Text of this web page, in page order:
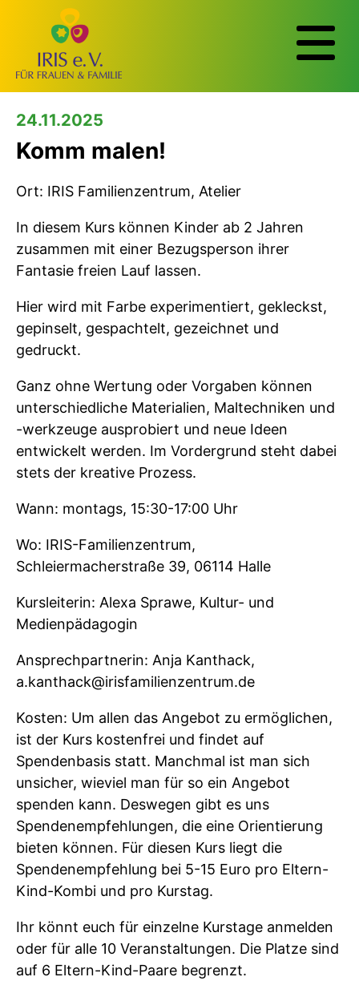
24.11.2025
Komm malen!
Ort: IRIS Familienzentrum, Atelier
In diesem Kurs können Kinder ab 2 Jahren
zusammen mit einer Bezugsperson ihrer
Fantasie freien Lauf lassen.
Hier wird mit Farbe experimentiert, gekleckst,
gepinselt, gespachtelt, gezeichnet und
gedruckt.
Ganz ohne Wertung oder Vorgaben können
unterschiedliche Materialien, Maltechniken und
-werkzeuge ausprobiert und neue Ideen
entwickelt werden. Im Vordergrund steht dabei
stets der kreative Prozess.
Wann: montags, 15:30-17:00 Uhr
Wo: IRIS-Familienzentrum,
Schleiermacherstraße 39, 06114 Halle
Kursleiterin: Alexa Sprawe, Kultur- und
Medienpädagogin
Ansprechpartnerin: Anja Kanthack,
a.kanthack@irisfamilienzentrum.de
Kosten: Um allen das Angebot zu ermöglichen,
ist der Kurs kostenfrei und findet auf
Spendenbasis statt. Manchmal ist man sich
unsicher, wieviel man für so ein Angebot
spenden kann. Deswegen gibt es uns
Spendenempfehlungen, die eine Orientierung
bieten können. Für diesen Kurs liegt die
Spendenempfehlung bei 5-15 Euro pro Eltern-
Kind-Kombi und pro Kurstag.
Ihr könnt euch für einzelne Kurstage anmelden
oder für alle 10 Veranstaltungen. Die Platze sind
auf 6 Eltern-Kind-Paare begrenzt.